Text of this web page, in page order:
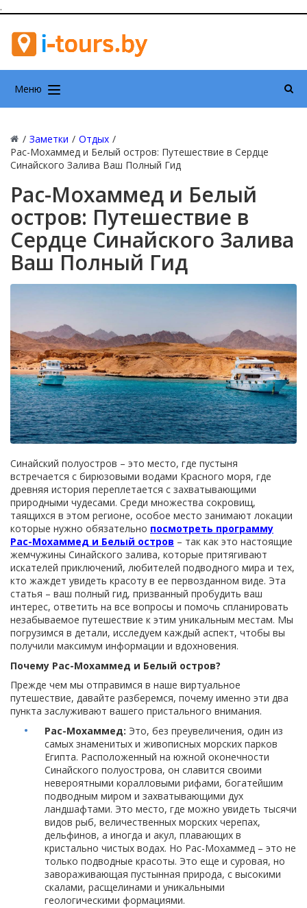
.
Меню
/ Заметки / Отдых /
Рас-Мохаммед и Белый остров: Путешествие в Сердце
Синайского Залива Ваш Полный Гид
Рас-Мохаммед и Белый
остров: Путешествие в
Сердце Синайского Залива
Ваш Полный Гид
Синайский полуостров – это место, где пустыня
встречается с бирюзовыми водами Красного моря, где
древняя история переплетается с захватывающими
природными чудесами. Среди множества сокровищ,
таящихся в этом регионе, особое место занимают локации
которые нужно обязательно посмотреть программу
Рас-Мохаммед и Белый остров – так как это настоящие
жемчужины Синайского залива, которые притягивают
искателей приключений, любителей подводного мира и тех,
кто жаждет увидеть красоту в ее первозданном виде. Эта
статья – ваш полный гид, призванный пробудить ваш
интерес, ответить на все вопросы и помочь спланировать
незабываемое путешествие к этим уникальным местам. Мы
погрузимся в детали, исследуем каждый аспект, чтобы вы
получили максимум информации и вдохновения.
Почему Рас-Мохаммед и Белый остров?
Прежде чем мы отправимся в наше виртуальное
путешествие, давайте разберемся, почему именно эти два
пункта заслуживают вашего пристального внимания.
Рас-Мохаммед: Это, без преувеличения, один из
самых знаменитых и живописных морских парков
Египта. Расположенный на южной оконечности
Синайского полуострова, он славится своими
невероятными коралловыми рифами, богатейшим
подводным миром и захватывающими дух
ландшафтами. Это место, где можно увидеть тысячи
видов рыб, величественных морских черепах,
дельфинов, а иногда и акул, плавающих в
кристально чистых водах. Но Рас-Мохаммед – это не
только подводные красоты. Это еще и суровая, но
завораживающая пустынная природа, с высокими
скалами, расщелинами и уникальными
геологическими формациями.